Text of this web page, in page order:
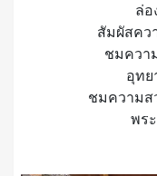
ล่อ
สัมผัสคว
ชมควา
อุทย
ชมความส
พร